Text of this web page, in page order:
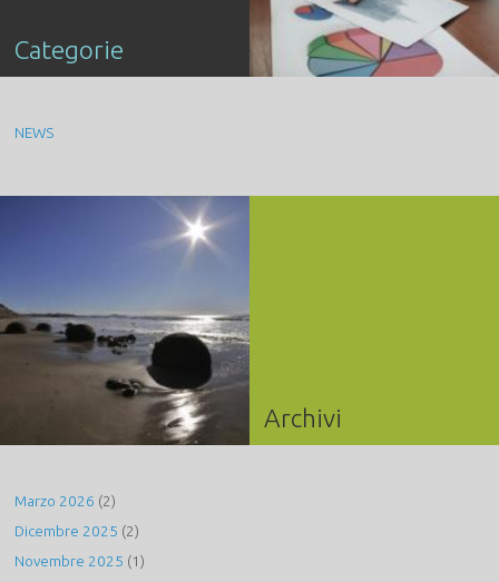
Categorie
NEWS
Archivi
Marzo 2026 (2)
Dicembre 2025 (2)
Novembre 2025 (1)